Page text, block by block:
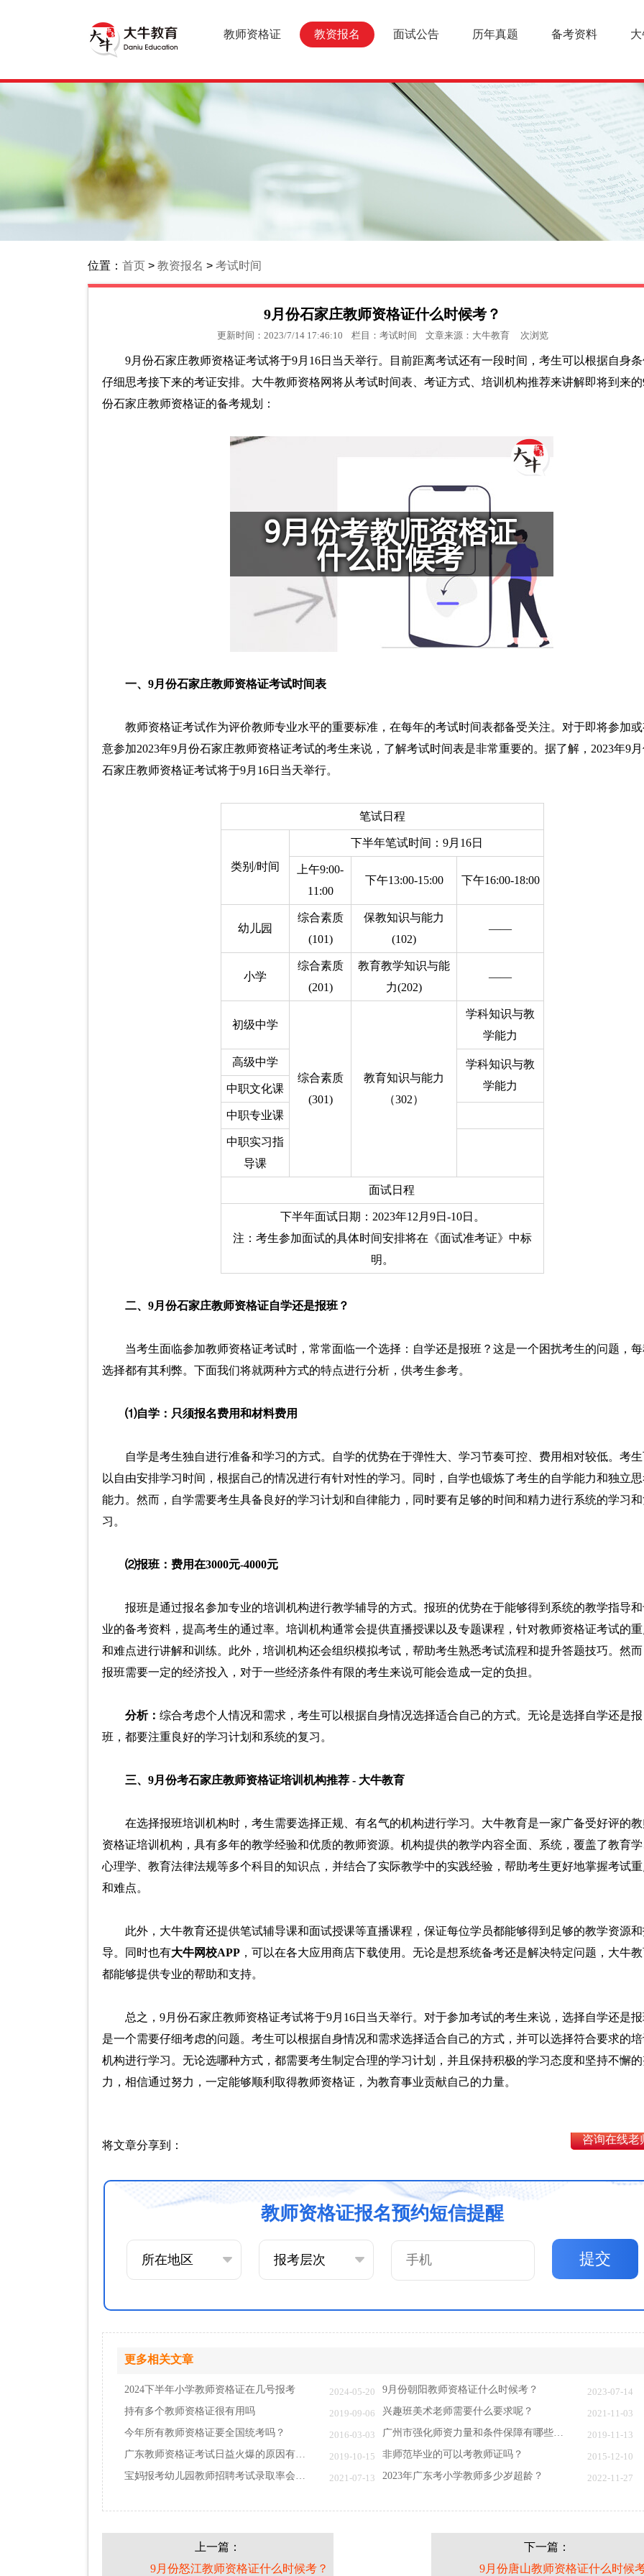
教师资格证 教资报名 面试公告 历年真题 备考资料
位置： 首页 > 教资报名 > 考试时间
9月份石家庄教师资格证什么时候考？
更新时间：2023/7/14 17:46:10 栏目：考试时间 文章来源： 大牛教育 次浏览
9月份石家庄教师资格证考试将于9月16日当天举行。目前距离考试还有一段时间，考生可以根据自身
仔细思考接下来的考证安排。大牛教师资格网将从考试时间表、考证方式、培训机构推荐来讲解即将到来的
份石家庄教师资格证的备考规划：
一、9月份石家庄教师资格证考试时间表
教师资格证考试作为评价教师专业水平的重要标准，在每年的考试时间表都备受关注。对于即将参加
意参加2023年9月份石家庄教师资格证考试的考生来说，了解考试时间表是非常重要的。据了解，2023年9
石家庄教师资格证考试将于9月16日当天举行。
笔试日程
类别/时间
下半年笔试时间：9月16日
上午9:00-
11:00
下午13:00-15:00 下午16:00-18:00
幼儿园
综合素质
(101)
保教知识与能力
(102)
——
小学
综合素质
(201)
教育教学知识与能
力(202)
——
初级中学
综合素质
(301)
教育知识与能力
（302）
学科知识与教
学能力
高级中学
学科知识与教
学能力
中职文化课
中职专业课
中职实习指
导课
面试日程
下半年面试日期：2023年12月9日-10日。
注：考生参加面试的具体时间安排将在《面试准考证》中标
明。
二、9月份石家庄教师资格证自学还是报班？
当考生面临参加教师资格证考试时，常常面临一个选择：自学还是报班？这是一个困扰考生的问题，每
选择都有其利弊。下面我们将就两种方式的特点进行分析，供考生参考。
⑴自学：只须报名费用和材料费用
自学是考生独自进行准备和学习的方式。自学的优势在于弹性大、学习节奏可控、费用相对较低。考
以自由安排学习时间，根据自己的情况进行有针对性的学习。同时，自学也锻炼了考生的自学能力和独立
能力。然而，自学需要考生具备良好的学习计划和自律能力，同时要有足够的时间和精力进行系统的学习和
习。
⑵报班：费用在3000元-4000元
报班是通过报名参加专业的培训机构进行教学辅导的方式。报班的优势在于能够得到系统的教学指导
业的备考资料，提高考生的通过率。培训机构通常会提供直播授课以及专题课程，针对教师资格证考试的重
和难点进行讲解和训练。此外，培训机构还会组织模拟考试，帮助考生熟悉考试流程和提升答题技巧。然而
报班需要一定的经济投入，对于一些经济条件有限的考生来说可能会造成一定的负担。
分析： 综合考虑个人情况和需求，考生可以根据自身情况选择适合自己的方式。无论是选择自学还是报
班，都要注重良好的学习计划和系统的复习。
三、9月份考石家庄教师资格证培训机构推荐 - 大牛教育
在选择报班培训机构时，考生需要选择正规、有名气的机构进行学习。大牛教育是一家广备受好评的
资格证培训机构，具有多年的教学经验和优质的教师资源。机构提供的教学内容全面、系统，覆盖了教育学
心理学、教育法律法规等多个科目的知识点，并结合了实际教学中的实践经验，帮助考生更好地掌握考试重
和难点。
此外，大牛教育还提供笔试辅导课和面试授课等直播课程，保证每位学员都能够得到足够的教学资源
导。同时也有大牛网校APP ，可以在各大应用商店下载使用。无论是想系统备考还是解决特定问题，大牛
都能够提供专业的帮助和支持。
总之，9月份石家庄教师资格证考试将于9月16日当天举行。对于参加考试的考生来说，选择自学还是报
是一个需要仔细考虑的问题。考生可以根据自身情况和需求选择适合自己的方式，并可以选择符合要求的培
机构进行学习。无论选哪种方式，都需要考生制定合理的学习计划，并且保持积极的学习态度和坚持不懈的
力，相信通过努力，一定能够顺利取得教师资格证，为教育事业贡献自己的力量。
将文章分享到： 咨询在线老
教师资格证报名预约短信提醒
提交
更多相关文章
2024下半年小学教师资格证在几号报考 2024-05-20 9月份朝阳教师资格证什么时候考？
2023-07-14
持有多个教师资格证很有用吗
2019-09-06 兴趣班美术老师需要什么要求呢？
2021-11-03
今年所有教师资格证要全国统考吗？
2016-03-03
2019-11-13
2019-10-15 非师范毕业的可以考教师证吗？
2015-12-10
2021-07-13 2023年广东考小学教师多少岁超龄？ 2022-11-27
上一篇：
9月份怒江教师资格证什么时候考？
下一篇：
9月份唐山教师资格证什么时候
报名时间
考试时间